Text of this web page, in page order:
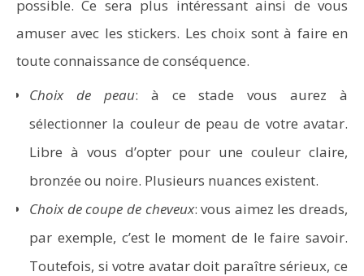
Vidéoprojecteurs Asus : Top 6 des meilleurs modèles
de la marque
possible. Ce sera plus intéressant ainsi de vous
amuser avec les stickers. Les choix sont à faire en
toute connaissance de conséquence.
Choix de peau: à ce stade vous aurez à
sélectionner la couleur de peau de votre avatar.
Libre à vous d’opter pour une couleur claire,
bronzée ou noire. Plusieurs nuances existent.
Choix de coupe de cheveux: vous aimez les dreads,
par exemple, c’est le moment de le faire savoir.
Toutefois, si votre avatar doit paraître sérieux, ce